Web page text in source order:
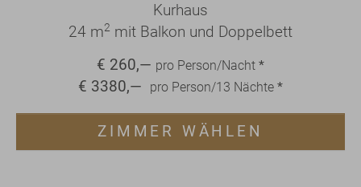
Kurhaus
24 m2 mit Balkon und Doppelbett
€ 260,— pro Person/Nacht *
€ 3380,— pro Person/13 Nächte *
ZIMMER WÄHLEN